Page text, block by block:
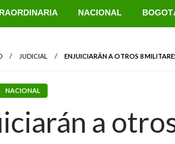
NACIONAL
JUDICIAL ENJUICIARÁN A OTROS 8
NACIONAL
a